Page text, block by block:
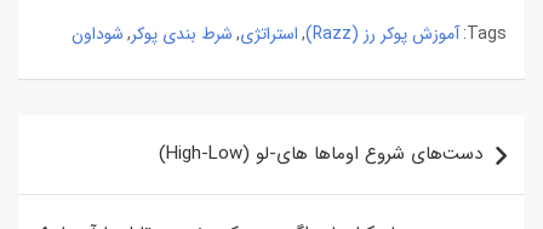
Tags: آموزش پوکر رز (Razz) , استراتژی, شرط ‌بندی پوکر, شوداون
نوشته
دست‌های شروع اوماها های-لو (High-Low)